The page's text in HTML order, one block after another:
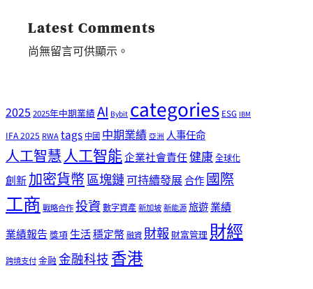
Latest Comments
尚無留言可供顯示。
20252025年中期業績AI Bybitcategories ESG IBM
IFA 2025 RWAtags 中國 中期業績 亞洲 人事任命
人工智慧人工智能企業社會責任健康全球化
創新加密貨幣區塊鏈可持續發展合作國際
工商戰略合作投資數字資產新加坡新能源旅遊業績
業績報告獎項生活穩定幣融資財報 財富管理財經
跨境支付金融 金融科技香港